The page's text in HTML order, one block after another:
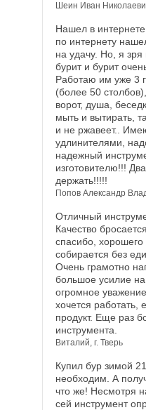
Шеин Иван
Нашел в
по интернету
на удачу. Но, я
бурит и бурит
Работаю им уже 3
(более 50
ворот, душа,
мыть и вытирать,
и не ржавеет..
удлинителями,
надежный
изготовителю!!!
держать!!!!!
Попов Александр
Отличный
Качество
спасибо, хорошего
собирается без
Очень грамотно
большое усилие
огромное
хочется работать,
продукт. Еще раз
инструмента.
Виталий, г. Тверь
Купил бур зимой
необходим. А
что же! Несмотря
сей инструмент